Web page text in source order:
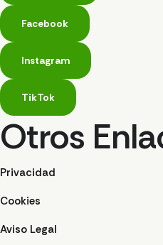
Facebook
Instagram
TikTok
Otros
Privacidad
Cookies
Aviso Legal